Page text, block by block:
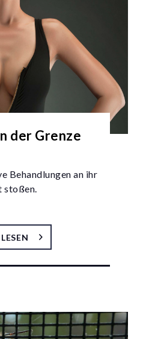
der Grenze
Behandlungen an ihr
stoßen.